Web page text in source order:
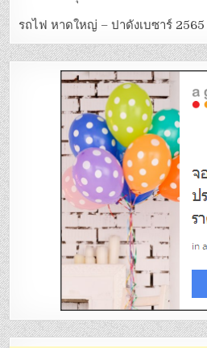
รถไฟ หาดใหญ่ – ปาดังเบซาร์ 2565